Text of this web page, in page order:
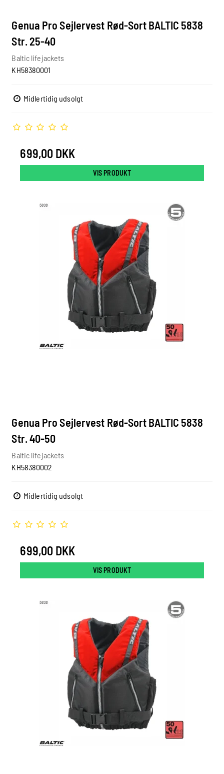
Genua Pro Sejlervest Rød-Sort BALTIC 5838
Str. 25-40
Baltic lifejackets
KH58380001
Midlertidig udsolgt
699,00 DKK
VIS PRODUKT
Genua Pro Sejlervest Rød-Sort BALTIC 5838
Str. 40-50
Baltic lifejackets
KH58380002
Midlertidig udsolgt
699,00 DKK
VIS PRODUKT